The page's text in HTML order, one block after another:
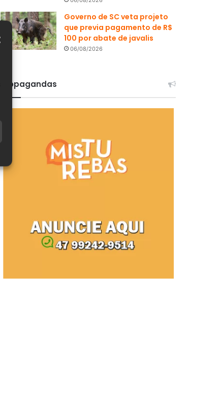
Governo de SC veta projeto
que previa pagamento de R$
100 por abate de javalis
06/08/2026
Propagandas